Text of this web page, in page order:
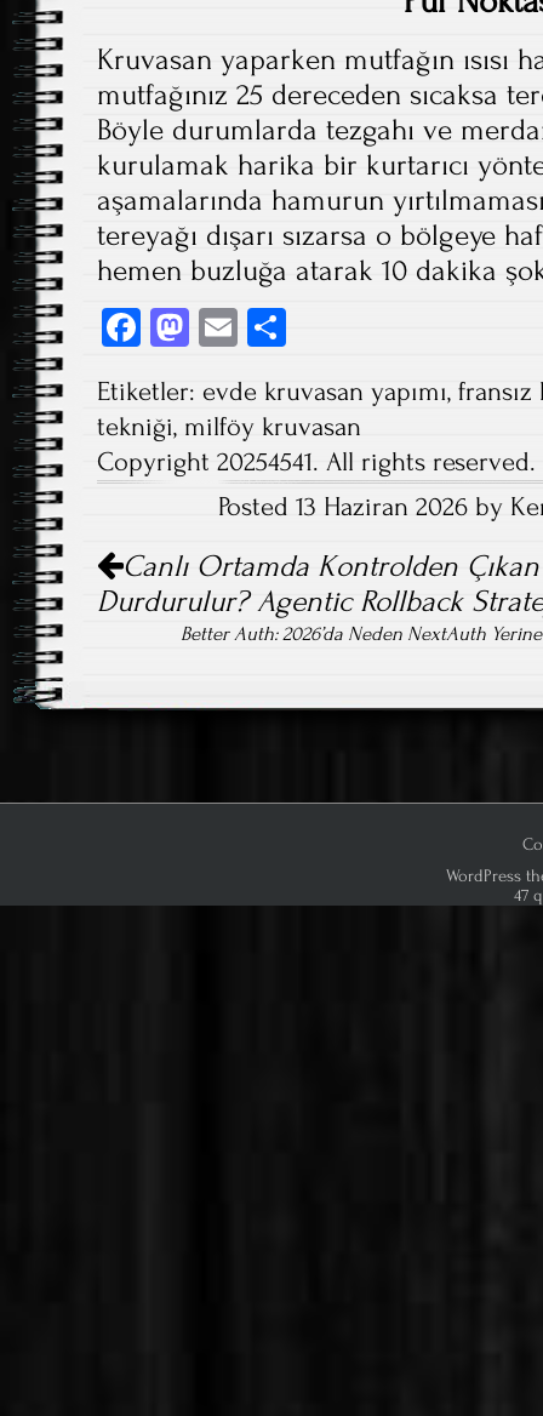
Kruvasan yaparken mutfağın ısısı
mutfağınız 25 dereceden sıcaksa
Böyle durumlarda tezgahı ve
kurulamak harika bir kurtarıcı
aşamalarında hamurun
tereyağı dışarı sızarsa o bölgeye
hemen buzluğa atarak 10 dakika
Fa
b
o
ok
M
to
d
o
E
ail re
Etiketler: evde kruvasan yapımı,
tekniği, milföy kruvasan
Copyright 20254541. All rights reserved.
Posted 13 Haziran 2026 by
navigation
Canlı Ortamda Kontrolden Çıkan
Durdurulur? Agentic Rollback
Better Auth: 2026’da Neden NextAuth
WordPress
47